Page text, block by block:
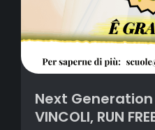
Next Generation
VINCOLI, RUN